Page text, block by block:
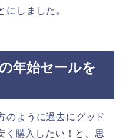
にしました。
年始セールを
のように過去にグッド
く購入したい！と、思